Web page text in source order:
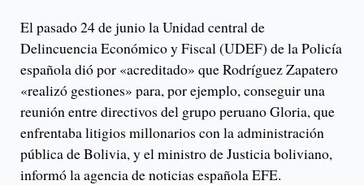
El pasado 24 de junio la Unidad central de
Delincuencia Económico y Fiscal (UDEF) de la Policía
española dió por «acreditado» que Rodríguez Zapatero
«realizó gestiones» para, por ejemplo, conseguir una
reunión entre directivos del grupo peruano Gloria, que
enfrentaba litigios millonarios con la administración
pública de Bolivia, y el ministro de Justicia boliviano,
informó la agencia de noticias española EFE.